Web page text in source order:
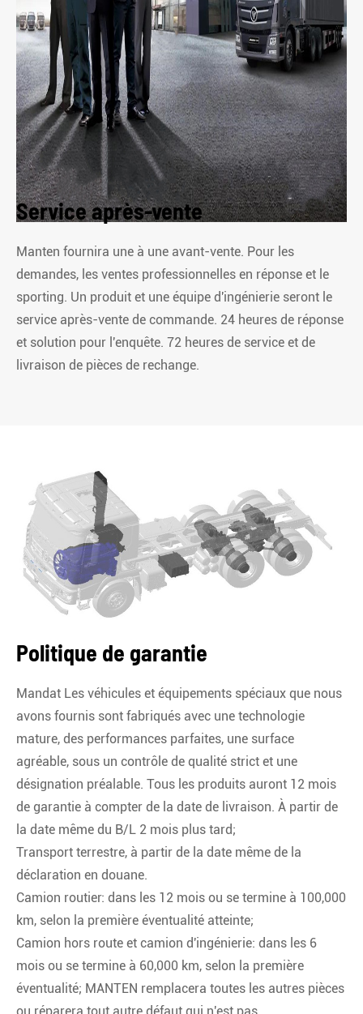
Service après-vente
Manten fournira une à une avant-vente. Pour les
demandes, les ventes professionnelles en réponse et le
sporting. Un produit et une équipe d'ingénierie seront le
service après-vente de commande. 24 heures de réponse
et solution pour l'enquête. 72 heures de service et de
livraison de pièces de rechange.

Politique de garantie
Mandat Les véhicules et équipements spéciaux que nous
avons fournis sont fabriqués avec une technologie
mature, des performances parfaites, une surface
agréable, sous un contrôle de qualité strict et une
désignation préalable. Tous les produits auront 12 mois
de garantie à compter de la date de livraison. À partir de
la date même du B/L 2 mois plus tard;
Transport terrestre, à partir de la date même de la
déclaration en douane.
Camion routier: dans les 12 mois ou se termine à 100,000
km, selon la première éventualité atteinte;
Camion hors route et camion d'ingénierie: dans les 6
mois ou se termine à 60,000 km, selon la première
éventualité; MANTEN remplacera toutes les autres pièces
ou réparera tout autre défaut qui n'est pas